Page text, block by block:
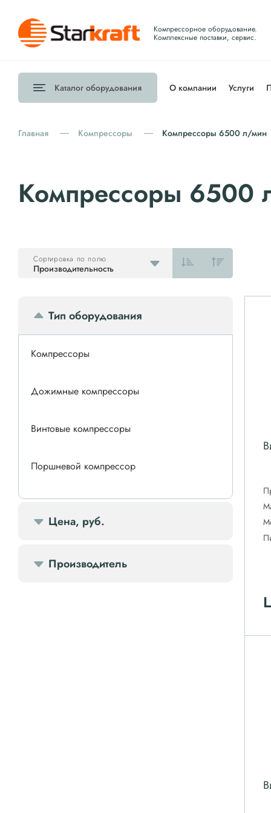
Компрессорное оборудование.
Комплексные поставки, сервис.
Каталог оборудования О компании Услуги
Главная Компрессоры Компрессоры 6500 л/мин
Компрессоры 6500
Производительность
Сортировка по полю
Тип оборудования
Компрессоры
Дожимные компрессоры
Винтовые компрессоры
Поршневой компрессор
Спиральные компрессоры
Цена, руб.
Производитель